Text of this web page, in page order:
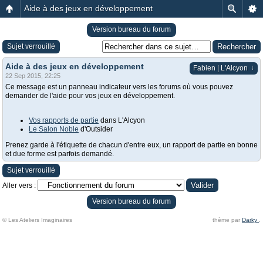
Aide à des jeux en développement
Version bureau du forum
Sujet verrouillé
Fabien | L'Alcyon ↓
Aide à des jeux en développement
22 Sep 2015, 22:25
Ce message est un panneau indicateur vers les forums où vous pouvez
demander de l'aide pour vos jeux en développement.
Vos rapports de partie dans L'Alcyon
Le Salon Noble d'Outsider
Prenez garde à l'étiquette de chacun d'entre eux, un rapport de partie en bonne
et due forme est parfois demandé.
Sujet verrouillé
Aller vers :
Version bureau du forum
© Les Ateliers Imaginaires thème par Darky